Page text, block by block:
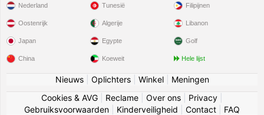
Nederland
Oostenrijk
Japan
China
Tunesië
Algerije
Egypte
Koeweit
Filipijnen
Libanon
Golf
Hele lijst
Nieuws| Oplichters| Winkel| Meningen
Cookies & AVG
Reclame Over ons Privacy
Gebruiksvoorwaarden
Kinderveiligheid Contact FAQ